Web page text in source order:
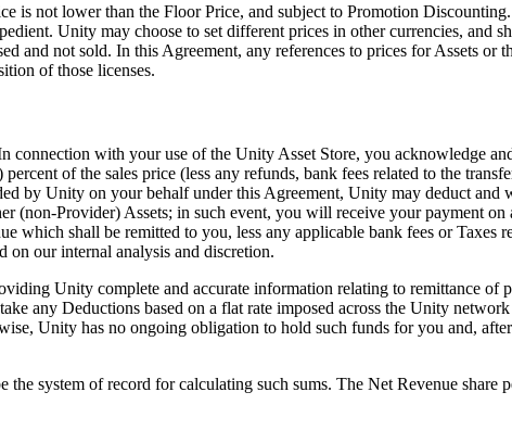
is not lower than the Floor Price, and subject to Promotion
Unity may choose to set different prices in other currencies, and
and not sold. In this Agreement, any references to prices for Assets or
of those licenses.
with your use of the Unity Asset Store, you acknowledge
of the sales price (less any refunds, bank fees related to the
by Unity on your behalf under this Agreement, Unity may deduct and
(non-Provider) Assets; in such event, you will receive your payment on
shall be remitted to you, less any applicable bank fees or Taxes
on our internal analysis and discretion.
Unity complete and accurate information relating to remittance of
any Deductions based on a flat rate imposed across the Unity
Unity has no ongoing obligation to hold such funds for you and,
system of record for calculating such sums. The Net Revenue share